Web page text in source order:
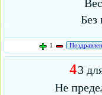
Без
1
43
Не